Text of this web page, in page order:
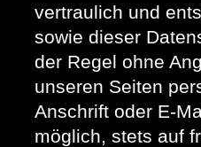
vertraulich und
sowie dieser
der Regel ohne
unseren Seiten
Anschrift oder E-
möglich, stets auf